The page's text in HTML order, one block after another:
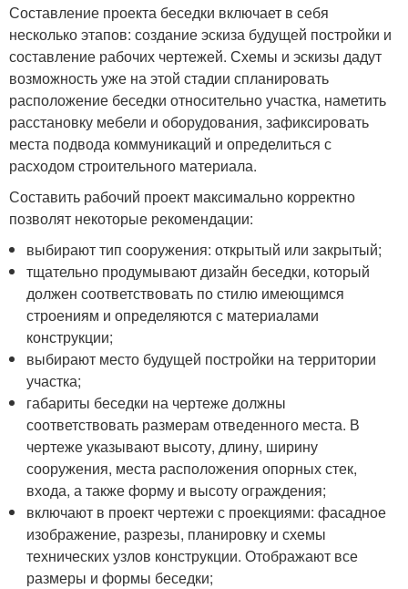
Составление проекта беседки включает в себя
несколько этапов: создание эскиза будущей постройки и
составление рабочих чертежей. Схемы и эскизы дадут
возможность уже на этой стадии спланировать
расположение беседки относительно участка, наметить
расстановку мебели и оборудования, зафиксировать
места подвода коммуникаций и определиться с
расходом строительного материала.
Составить рабочий проект максимально корректно
позволят некоторые рекомендации:
выбирают тип сооружения: открытый или закрытый;
тщательно продумывают дизайн беседки, который
должен соответствовать по стилю имеющимся
строениям и определяются с материалами
конструкции;
выбирают место будущей постройки на территории
участка;
габариты беседки на чертеже должны
соответствовать размерам отведенного места. В
чертеже указывают высоту, длину, ширину
сооружения, места расположения опорных стек,
входа, а также форму и высоту ограждения;
включают в проект чертежи с проекциями: фасадное
изображение, разрезы, планировку и схемы
технических узлов конструкции. Отображают все
размеры и формы беседки;